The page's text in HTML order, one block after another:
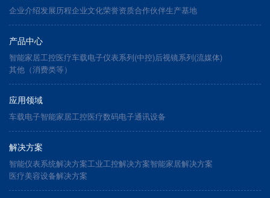
企业介绍发展历程企业文化荣誉资质合作伙伴生产基地
产品中心
智能家居工控医疗车载电子仪表系列(中控)后视镜系列(流媒体)
其他（消费类等）
应用领域
车载电子智能家居工控医疗数码电子通讯设备
解决方案
智能仪表系统解决方案工业工控解决方案智能家居解决方案
医疗美容设备解决方案